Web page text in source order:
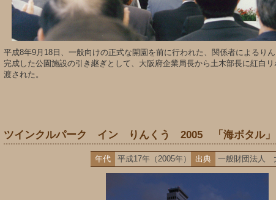
平成8年9月18日、一般向けの正式な開園を前に行われた、関係者によるり
完成した公園施設の引き継ぎとして、大阪府企業局長から土木部長に紅白
渡された。
ツインクルパーク イン りんくう 2005 「海ボタル」
年代 平成17年（2005年） 出典 一般財団法人